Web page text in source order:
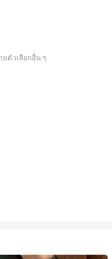
ตัวเลือกอื่น ๆ